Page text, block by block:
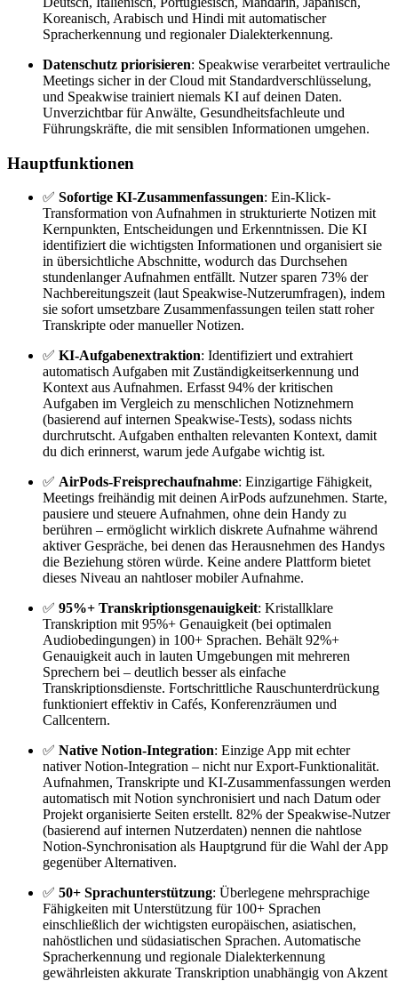
Koreanisch, Arabisch und Hindi mit automatischer
Spracherkennung und regionaler Dialekterkennung.
Datenschutz priorisieren: Speakwise verarbeitet vertrauliche
Meetings sicher in der Cloud mit Standardverschlüsselung,
und Speakwise trainiert niemals KI auf deinen Daten.
Unverzichtbar für Anwälte, Gesundheitsfachleute und
Führungskräfte, die mit sensiblen Informationen umgehen.
Hauptfunktionen
✅ Sofortige KI-Zusammenfassungen: Ein-Klick-
Transformation von Aufnahmen in strukturierte Notizen mit
Kernpunkten, Entscheidungen und Erkenntnissen. Die KI
identifiziert die wichtigsten Informationen und organisiert sie
in übersichtliche Abschnitte, wodurch das Durchsehen
stundenlanger Aufnahmen entfällt. Nutzer sparen 73% der
Nachbereitungszeit (laut Speakwise-Nutzerumfragen), indem
sie sofort umsetzbare Zusammenfassungen teilen statt roher
Transkripte oder manueller Notizen.
✅ KI-Aufgabenextraktion: Identifiziert und extrahiert
automatisch Aufgaben mit Zuständigkeitserkennung und
Kontext aus Aufnahmen. Erfasst 94% der kritischen
Aufgaben im Vergleich zu menschlichen Notiznehmern
(basierend auf internen Speakwise-Tests), sodass nichts
durchrutscht. Aufgaben enthalten relevanten Kontext, damit
du dich erinnerst, warum jede Aufgabe wichtig ist.
✅ AirPods-Freisprechaufnahme: Einzigartige Fähigkeit,
Meetings freihändig mit deinen AirPods aufzunehmen. Starte,
pausiere und steuere Aufnahmen, ohne dein Handy zu
berühren – ermöglicht wirklich diskrete Aufnahme während
aktiver Gespräche, bei denen das Herausnehmen des Handys
die Beziehung stören würde. Keine andere Plattform bietet
dieses Niveau an nahtloser mobiler Aufnahme.
✅ 95%+ Transkriptionsgenauigkeit: Kristallklare
Transkription mit 95%+ Genauigkeit (bei optimalen
Audiobedingungen) in 100+ Sprachen. Behält 92%+
Genauigkeit auch in lauten Umgebungen mit mehreren
Sprechern bei – deutlich besser als einfache
Transkriptionsdienste. Fortschrittliche Rauschunterdrückung
funktioniert effektiv in Cafés, Konferenzräumen und
Callcentern.
✅ Native Notion-Integration: Einzige App mit echter
nativer Notion-Integration – nicht nur Export-Funktionalität.
Aufnahmen, Transkripte und KI-Zusammenfassungen werden
automatisch mit Notion synchronisiert und nach Datum oder
Projekt organisierte Seiten erstellt. 82% der Speakwise-Nutzer
(basierend auf internen Nutzerdaten) nennen die nahtlose
Notion-Synchronisation als Hauptgrund für die Wahl der App
gegenüber Alternativen.
✅ 50+ Sprachunterstützung: Überlegene mehrsprachige
Fähigkeiten mit Unterstützung für 100+ Sprachen
einschließlich der wichtigsten europäischen, asiatischen,
nahöstlichen und südasiatischen Sprachen. Automatische
Spracherkennung und regionale Dialekterkennung
gewährleisten akkurate Transkription unabhängig von Akzent